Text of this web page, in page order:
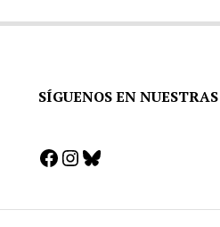
SÍGUENOS EN
Facebook
Instagram
Bluesky